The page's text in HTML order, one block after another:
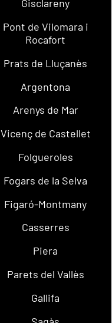
Gisclareny
Pont de Vilomara i
Rocafort
Prats de Lluçanès
Argentona
Arenys de Mar
Vicenç de Castellet
Folgueroles
Fogars de la Selva
Figaró-Montmany
Casserres
Piera
Parets del Vallès
Gallifa